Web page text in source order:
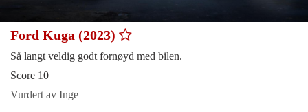
Ford Kuga (2023)
Så langt veldig godt fornøyd med bilen.
Score 10
Vurdert av Inge